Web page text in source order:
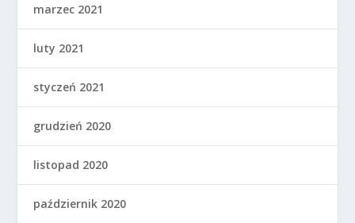
marzec 2021
luty 2021
styczeń 2021
grudzień 2020
listopad 2020
październik 2020